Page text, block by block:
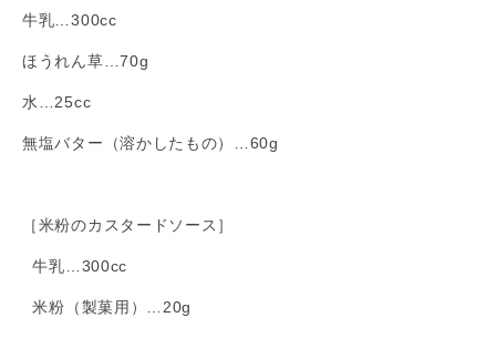
牛乳…300cc
ほうれん草…70g
水…25cc
無塩バター（溶かしたもの）…60g
［米粉のカスタードソース］
牛乳…300cc
米粉（製菓用）…20g